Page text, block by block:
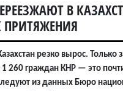
В
ПРИТЯЖЕНИЯ
резко вырос.
1 260 граждан КНР — это
из данных Бюро